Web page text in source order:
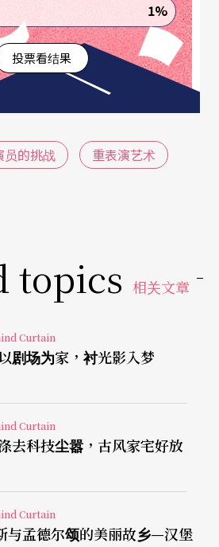
素的处理。
，她去芜存菁地保留了前书概
学观与关键的「六个步骤」角
习和情绪记忆等锐利的专有名
「自我」、「转换」、「身
理感觉」等更客观中性、没有
为人与生俱来的能力，而不
在外在技巧的部分，她将写实
概念——时刻连续性（Moment
从原有的素材中整理出演员
骤」：我是谁？我的情况是什
我想要什么？是什么在阻碍
我想要的？
琐，但我在纽约的某位偶像
个学期就用这一套步骤，帮我
1%
投票看结果
员的挑战 重表演艺术
topics 相关文章
Curtain
剧场为家，衬光影入梦
Curtain
去科技尘嚣，古风家宅好放
Curtain
与孟德尔颂的美丽故乡—汉堡